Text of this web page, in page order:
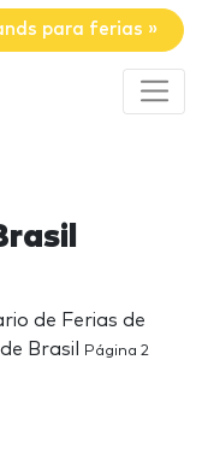
para ferias »
de Ferias de
Brasil
Página 2